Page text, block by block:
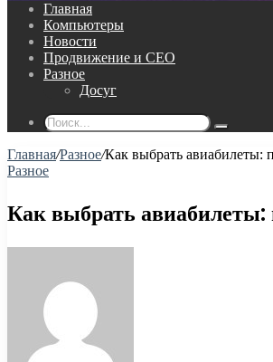
Главная
Компьютеры
Новости
Продвижение и СЕО
Разное
Досуг
Поиск...
Главная/Разное/Как выбрать авиабилеты:
Разное
Как выбрать авиабилеты: